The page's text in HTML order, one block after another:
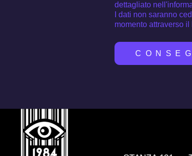
dettagliato
I dati non saranno
momento attraverso